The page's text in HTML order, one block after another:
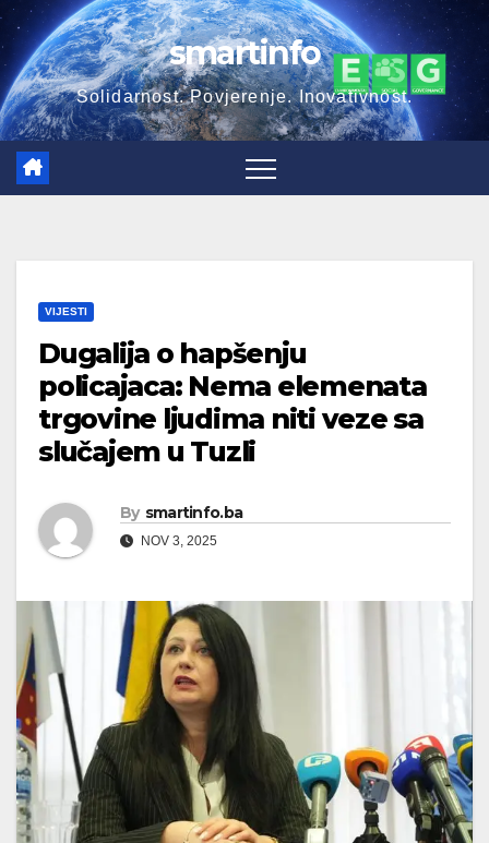
Skip
to
content
smartinfo
Solidarnost. Povjerenje. Inovativnost.
VIJESTI
Dugalija o hapšenju
policajaca: Nema elemenata
trgovine ljudima niti veze sa
slučajem u Tuzli
By smartinfo.ba
NOV 3, 2025